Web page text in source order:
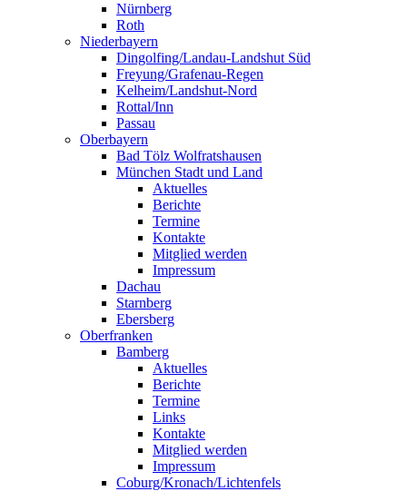
Nürnberg
Roth
Niederbayern
Dingolfing/Landau-Landshut Süd
Freyung/Grafenau-Regen
Kelheim/Landshut-Nord
Rottal/Inn
Passau
Oberbayern
Bad Tölz Wolfratshausen
München Stadt und Land
Aktuelles
Berichte
Termine
Kontakte
Mitglied werden
Impressum
Dachau
Starnberg
Ebersberg
Oberfranken
Bamberg
Aktuelles
Berichte
Termine
Links
Kontakte
Mitglied werden
Impressum
Coburg/Kronach/Lichtenfels